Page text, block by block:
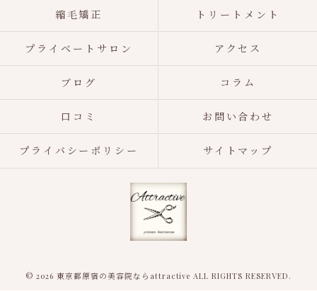
縮毛矯正 トリートメント
プライベートサロン アクセス
ブログ コラム
口コミ お問い合わせ
プライバシーポリシー サイトマップ
© 2026 東京都原宿の美容院ならattractive ALL RIGHTS RESERVED.